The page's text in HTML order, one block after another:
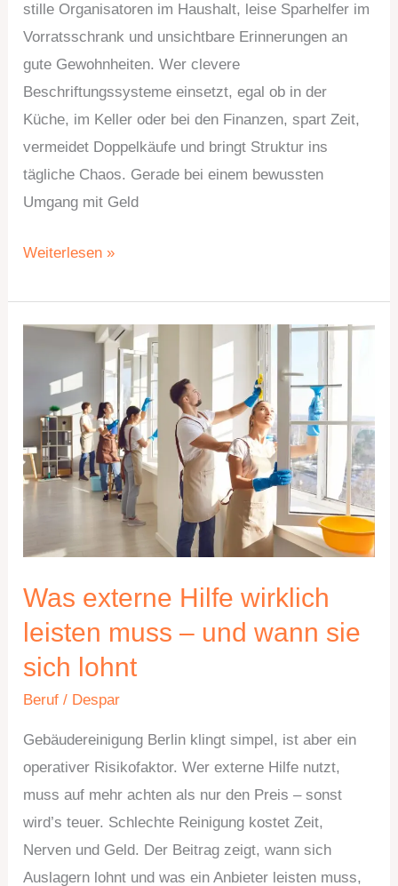
stille Organisatoren im Haushalt, leise Sparhelfer im
Vorratsschrank und unsichtbare Erinnerungen an
gute Gewohnheiten. Wer clevere
Beschriftungssysteme einsetzt, egal ob in der
Küche, im Keller oder bei den Finanzen, spart Zeit,
vermeidet Doppelkäufe und bringt Struktur ins
tägliche Chaos. Gerade bei einem bewussten
Umgang mit Geld
Weiterlesen »
Was externe Hilfe wirklich
leisten muss – und wann sie
sich lohnt
Beruf / Despar
Gebäudereinigung Berlin klingt simpel, ist aber ein
operativer Risikofaktor. Wer externe Hilfe nutzt,
muss auf mehr achten als nur den Preis – sonst
wird’s teuer. Schlechte Reinigung kostet Zeit,
Nerven und Geld. Der Beitrag zeigt, wann sich
Auslagern lohnt und was ein Anbieter leisten muss,
Hilfe
wirklich
leisten
muss
–
wann
sie
lohnt